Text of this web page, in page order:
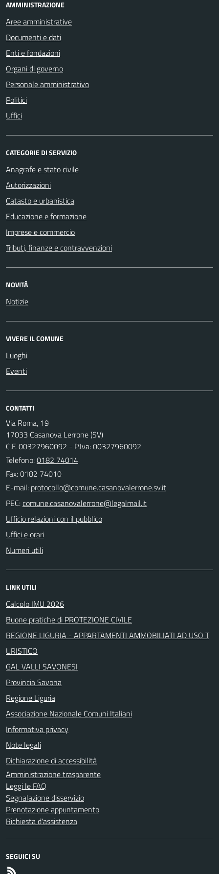
AMMINISTRAZIONE
Aree amministrative
Documenti e dati
Enti e fondazioni
Organi di governo
Personale amministrativo
Politici
Uffici
CATEGORIE DI SERVIZIO
Anagrafe e stato civile
Autorizzazioni
Catasto e urbanistica
Educazione e formazione
Imprese e commercio
Tributi, finanze e contravvenzioni
NOVITÀ
Notizie
VIVERE IL COMUNE
Luoghi
Eventi
CONTATTI
Via Roma, 19
17033 Casanova Lerrone (SV)
C.F. 00327960092 - P.Iva: 00327960092
Telefono:0182 74014
Fax: 0182 74010
E-mail:
PEC:
Ufficio relazioni con il pubblico
Uffici e orari
Numeri utili
LINK UTILI
Calcolo IMU 2026
Buone pratiche di PROTEZIONE CIVILE
REGIONE LIGURIA - APPARTAMENTI AMMOBILIATI AD USO T
URISTICO
GAL VALLI SAVONESI
Provincia Savona
Regione Liguria
Associazione Nazionale Comuni Italiani
Informativa privacy
Note legali
Dichiarazione di accessibilità
Amministrazione trasparente
Leggi le FAQ
Segnalazione disservizio
Prenotazione appuntamento
Richiesta d'assistenza
SEGUICI SU